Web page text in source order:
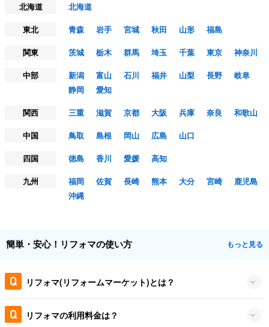
北海道
北海道
東北
青森 岩手 宮城 秋田 山形
福島
関東
茨城 栃木 群馬 埼玉 千葉 東京
神奈川
中部
新潟 富山 石川 福井 山梨 長野
岐阜
静岡
愛知
関西
三重 滋賀 京都 大阪 兵庫 奈良
和歌山
中国
鳥取 島根 岡山 広島
山口
四国
徳島 香川 愛媛
高知
九州
福岡 佐賀 長崎 熊本 大分 宮崎
鹿児島
沖縄
簡単・安心！リフォマの使い方 もっと見る
リフォマ(リフォームマーケット)とは？
リフォマの利用料金は？